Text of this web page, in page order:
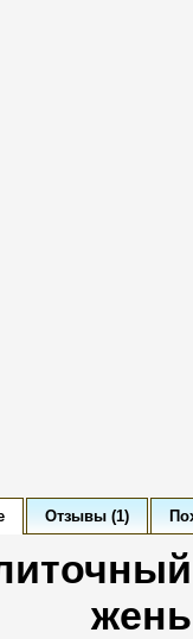
Отзывы (1)